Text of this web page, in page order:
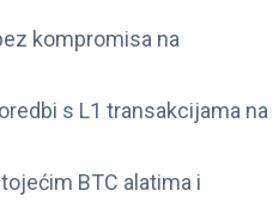
kompromisa na
s L1 transakcijama na
BTC alatima i